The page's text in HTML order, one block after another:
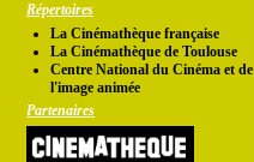
Répertoires
La Cinémathèque française
La Cinémathèque de Toulouse
Centre National du Cinéma et de
l'image animée
Partenaires